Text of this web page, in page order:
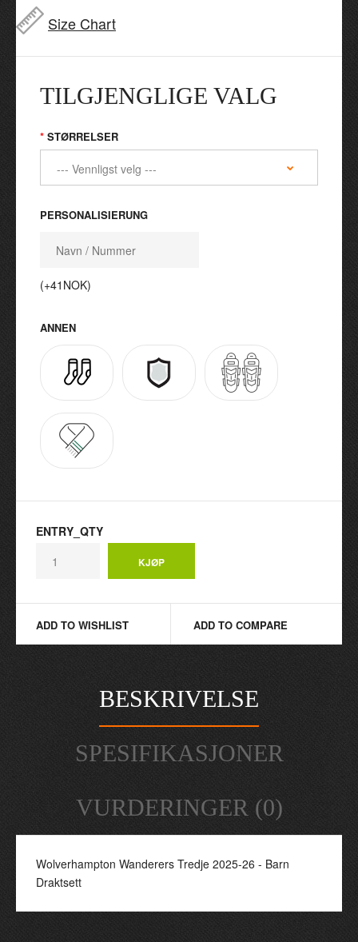
Size Chart
TILGJENGLIGE VALG
STØRRELSER
PERSONALISIERUNG
(+41NOK)
ANNEN
ENTRY_QTY
ADD TO WISHLIST ADD TO COMPARE
BESKRIVELSE
SPESIFIKASJONER
VURDERINGER (0)
Wolverhampton Wanderers Tredje 2025-26 - Barn
Draktsett